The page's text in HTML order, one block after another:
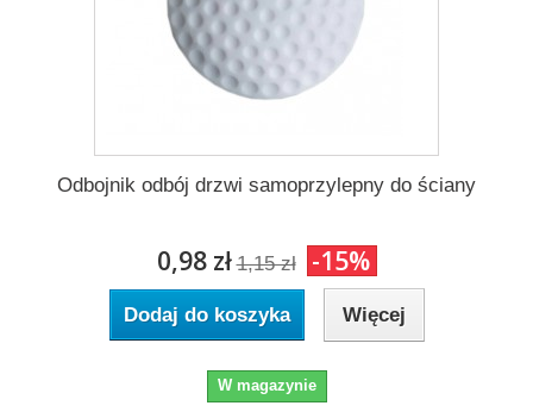
Odbojnik odbój drzwi samoprzylepny do ściany
0,98 zł 1,15 zł -15%
Dodaj do koszyka Więcej
W magazynie